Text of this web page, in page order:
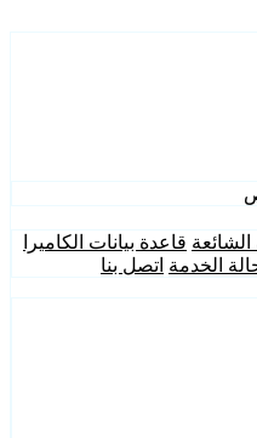
الشائعة قاعدة بيانات الكاميرا
الخدمة اتصل بنا